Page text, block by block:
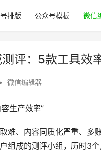
排版 公众号模板 微信
评：5款工具效
• 微信编辑器
生产效率”
难、内容同质化严重、多
组成的测评小组，历时3